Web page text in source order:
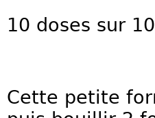
10 doses sur
Cette petite